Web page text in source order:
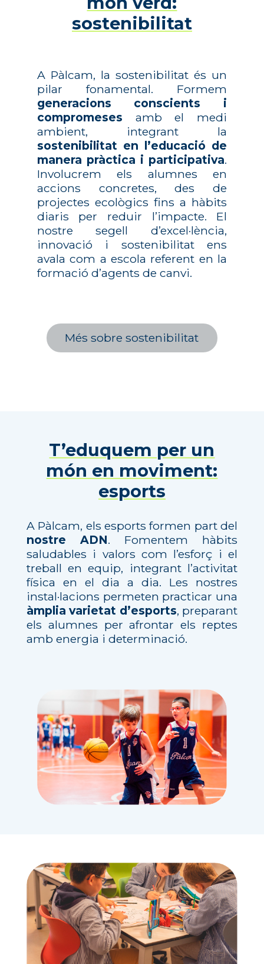
sostenibilitat
A Pàlcam, la sostenibilitat és un
pilar fonamental. Formem
generacions conscients i
compromeses amb el medi
ambient, integrant la
sostenibilitat en l’educació de
manera pràctica i participativa.
Involucrem els alumnes en
accions concretes, des de
projectes ecològics fins a hàbits
diaris per reduir l’impacte. El
nostre segell d’excel·lència,
innovació i sostenibilitat ens
avala com a escola referent en la
formació d’agents de canvi.
Més sobre sostenibilitat
T’eduquem per un
món en moviment:
esports
A Pàlcam, els esports formen part del
nostre ADN. Fomentem hàbits
saludables i valors com l’esforç i el
treball en equip, integrant l’activitat
física en el dia a dia. Les nostres
instal·lacions permeten practicar una
àmplia varietat d’esports, preparant
els alumnes per afrontar els reptes
amb energia i determinació.